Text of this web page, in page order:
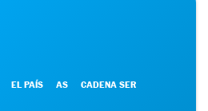
EL PAÍS AS CADENA SER